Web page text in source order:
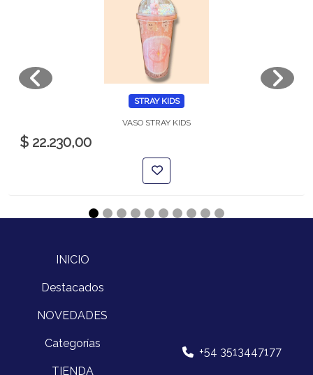
STRAY KIDS
VASO STRAY KIDS
$ 22.230,00
INICIO
Destacados
NOVEDADES
Categorías
TIENDA
+54 3513447177